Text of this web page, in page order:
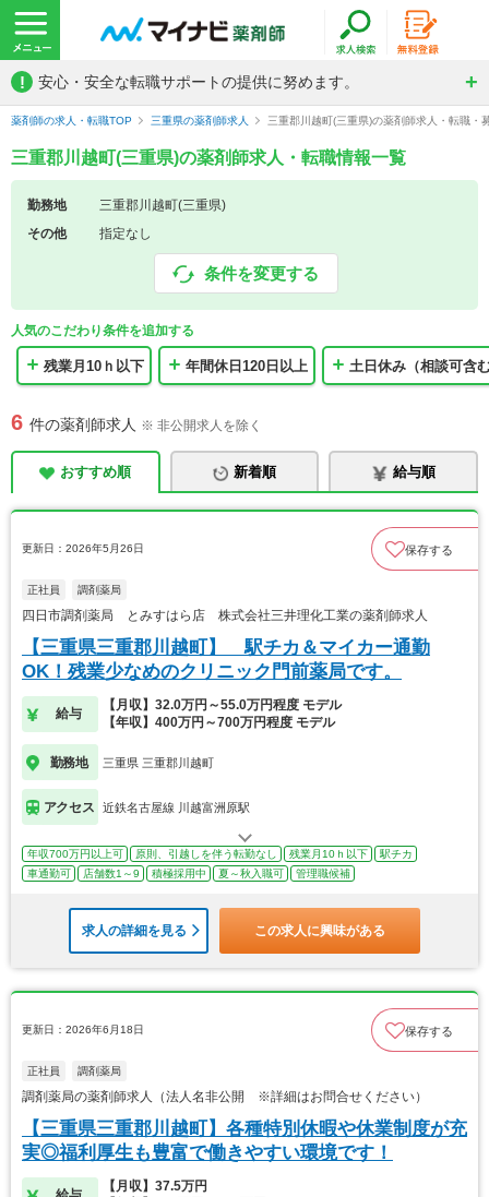
! 安心・安全な転職サポートの提供に努めます。
薬剤師の求人・転職TOP 三重県の薬剤師求人 三重郡川越町(三重県)の薬剤師求人・転職・
三重郡川越町(三重県)の薬剤師求人・転職情報一覧
勤務地
三重郡川越町(三重県)
その他
指定なし
条件を変更する
人気のこだわり条件を追加する
残業月10ｈ以下 年間休日120日以上 土日休み（相談可含
6 件の薬剤師求人 ※ 非公開求人を除く
おすすめ順 新着順 給与順
更新日：2026年5月26日 保存する
正社員 調剤薬局
四日市調剤薬局 とみすはら店 株式会社三井理化工業の薬剤師求人
【三重県三重郡川越町】 駅チカ＆マイカー通勤
OK！残業少なめのクリニック門前薬局です。
給与
【月収】32.0万円～55.0万円程度 モデル
【年収】400万円～700万円程度 モデル
勤務地 三重県 三重郡川越町
アクセス 近鉄名古屋線 川越富洲原駅
年収700万円以上可 原則、引越しを伴う転勤なし 残業月10ｈ以下
駅チカ
車通勤可
店舗数1～9 積極採用中 夏～秋入職可 管理職候補
求人の詳細を見る この求人に興味がある
更新日：2026年6月18日 保存する
正社員 調剤薬局
調剤薬局の薬剤師求人（法人名非公開 ※詳細はお問合せください）
【三重県三重郡川越町】各種特別休暇や休業制度が充
実◎福利厚生も豊富で働きやすい環境です！
【月収】37.5万円